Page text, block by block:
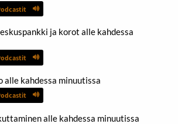
ja korot alle kahdessa
alle kahdessa minuutissa
alle kahdessa minuutissa